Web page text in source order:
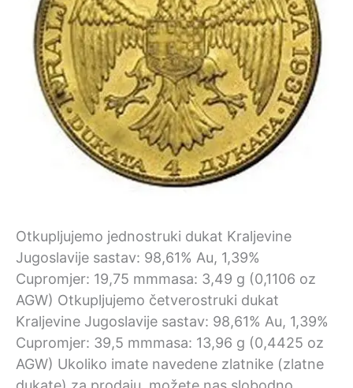
Otkupljujemo jednostruki dukat Kraljevine
Jugoslavije sastav: 98,61% Au, 1,39%
Cupromjer: 19,75 mmmasa: 3,49 g (0,1106 oz
AGW) Otkupljujemo četverostruki dukat
Kraljevine Jugoslavije sastav: 98,61% Au, 1,39%
Cupromjer: 39,5 mmmasa: 13,96 g (0,4425 oz
AGW) Ukoliko imate navedene zlatnike (zlatne